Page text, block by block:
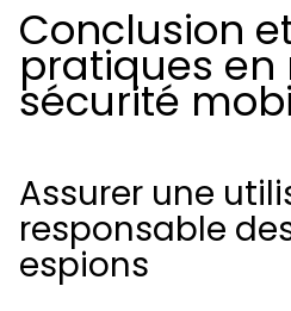
Conclusion
pratiques
sécurité
Assurer une
responsable
espions